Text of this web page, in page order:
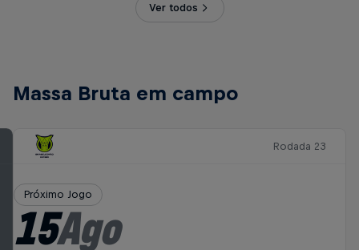
Ver todos
Massa Bruta em campo
Rodada 23
Próximo Jogo
15Ago